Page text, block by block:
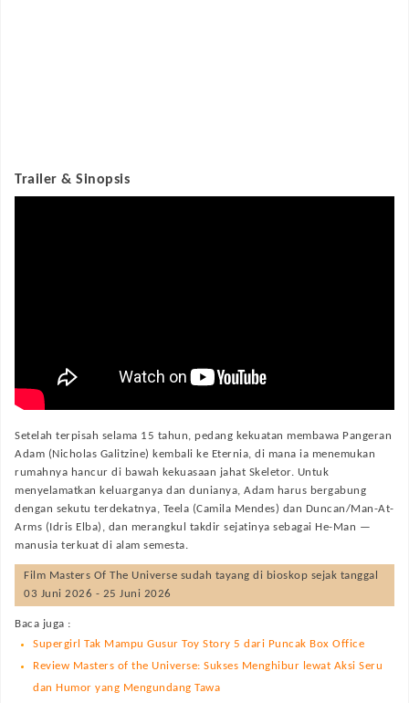
Trailer & Sinopsis
Setelah terpisah selama 15 tahun, pedang kekuatan membawa Pangeran
Adam (Nicholas Galitzine) kembali ke Eternia, di mana ia menemukan
rumahnya hancur di bawah kekuasaan jahat Skeletor. Untuk
menyelamatkan keluarganya dan dunianya, Adam harus bergabung
dengan sekutu terdekatnya, Teela (Camila Mendes) dan Duncan/Man-At-
Arms (Idris Elba), dan merangkul takdir sejatinya sebagai He-Man —
manusia terkuat di alam semesta.
Film Masters Of The Universe sudah tayang di bioskop sejak tanggal
03 Juni 2026 - 25 Juni 2026
Baca juga :
Supergirl Tak Mampu Gusur Toy Story 5 dari Puncak Box Office
Review Masters of the Universe: Sukses Menghibur lewat Aksi Seru
dan Humor yang Mengundang Tawa